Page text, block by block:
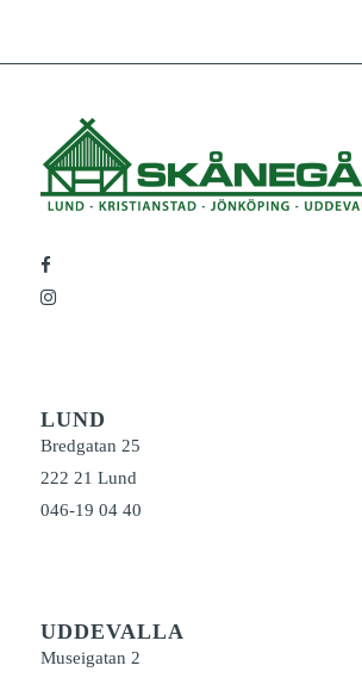
LUND
Bredgatan 25
222 21 Lund
046-19 04 40
UDDEVALLA
Museigatan 2